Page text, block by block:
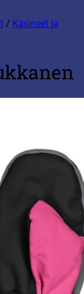
/ Käsineet ja